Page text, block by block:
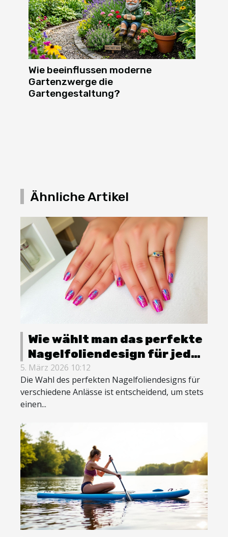
Wie beeinflussen moderne
Gartenzwerge die
Gartengestaltung?
Ähnliche Artikel
Wie wählt man das perfekte
Nagelfoliendesign für jede
Gelegenheit?
5. März 2026 10:12
Die Wahl des perfekten Nagelfoliendesigns für
verschiedene Anlässe ist entscheidend, um stets
einen...